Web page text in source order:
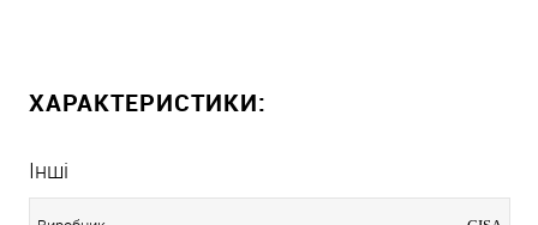
ХАРАКТЕРИСТИКИ:
Інші